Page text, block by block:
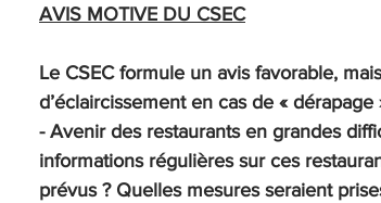
AVIS MOTIVE DU CSEC
Le CSEC formule un avis favorable,
d’éclaircissement en cas de «
- Avenir des restaurants en grandes
informations régulières sur ces
prévus ? Quelles mesures seraient